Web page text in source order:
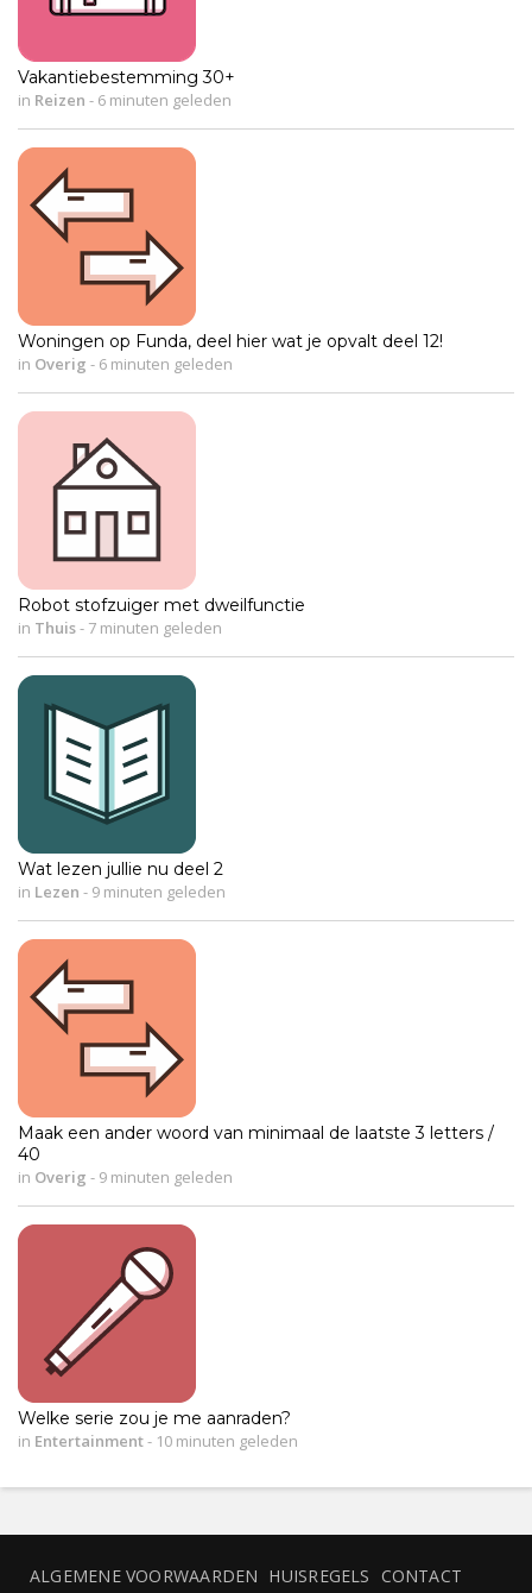
Vakantiebestemming 30+
in Reizen - 6 minuten geleden
Woningen op Funda, deel hier wat je opvalt deel 12!
in Overig - 6 minuten geleden
Robot stofzuiger met dweilfunctie
in Thuis- 7 minuten geleden
Wat lezen jullie nu deel 2
in Lezen - 9 minuten geleden
Maak een ander woord van minimaal de laatste 3 letters /
40
in Overig - 9 minuten geleden
Welke serie zou je me aanraden?
in Entertainment- 10 minuten geleden
ALGEMENE VOORWAARDEN HUISREGELS CONTACT